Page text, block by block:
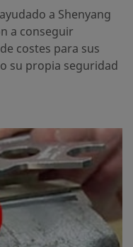
a Shenyang
a conseguir
costes para sus
su propia seguridad